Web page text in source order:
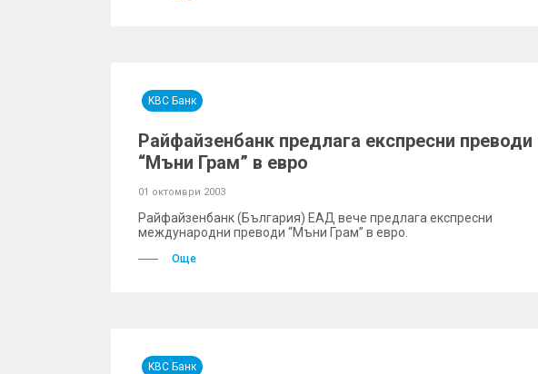
KBC Банк
Райфайзенбанк предлага експресни преводи
“Мъни Грам” в евро
01 октомври 2003
Райфайзенбанк (България) ЕАД вече предлага експресни
международни преводи “Мъни Грам” в евро.
Още
KBC Банк